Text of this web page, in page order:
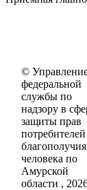
©
федеральной
службы по
надзору в
защиты прав
благополучия
человека по
Амурской
области ,